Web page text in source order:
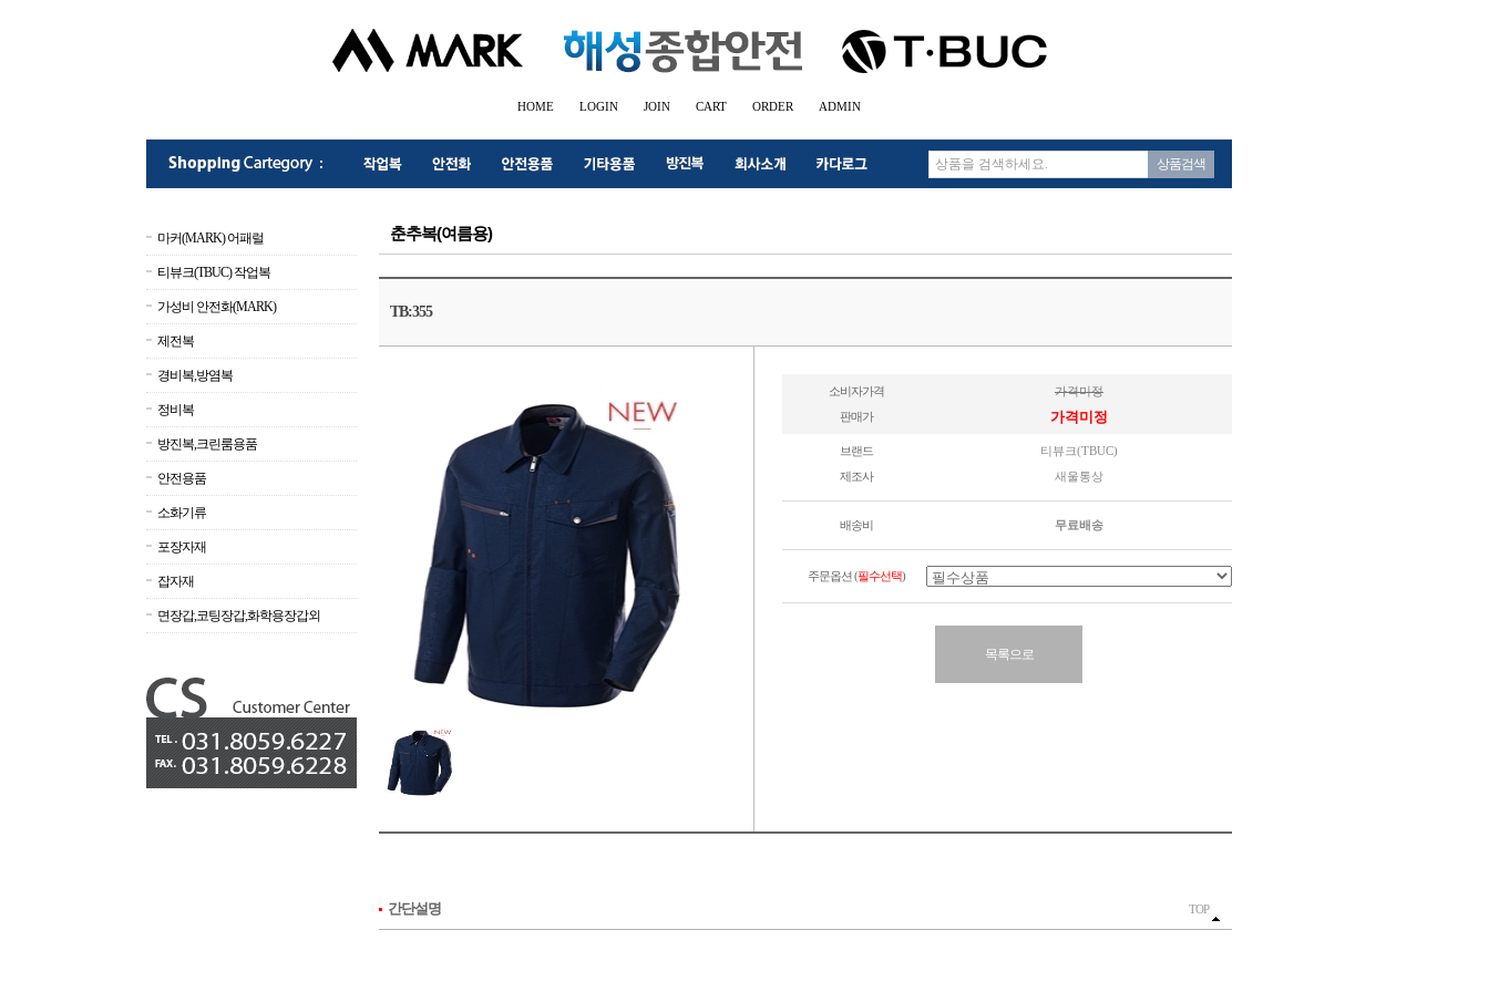
HOME LOGIN JOIN CART ORDER ADMIN
상품검색
마커(MARK) 어패럴
티뷰크(TBUC) 작업복
가성비 안전화(MARK)
제전복
경비복,방염복
정비복
방진복,크린룸용품
안전용품
소화기류
포장자재
잡자재
면장갑,코팅장갑,화학용장갑외
춘추복(여름용)
TB:355
소비자가격
가격미정
판매가
가격미정
브랜드
티뷰크(TBUC)
제조사
새울통상
배송비 무료배송
주문옵션 (필수선택)
목록으로
간단설명 TOP